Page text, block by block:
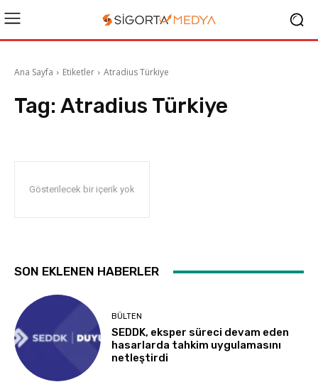
Ana Sayfa Etiketler Atradius Türkiye
Tag: Atradius Türkiye
Gösterilecek bir içerik yok
SON EKLENEN HABERLER
BÜLTEN
SEDDK, eksper süreci devam eden
hasarlarda tahkim uygulamasını
netleştirdi